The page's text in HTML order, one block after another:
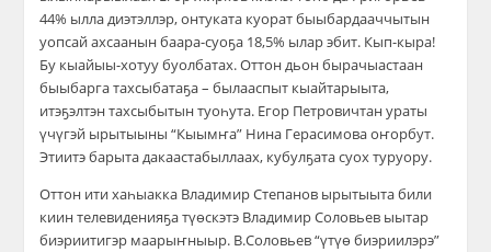
44% ылла диэтэллэр, онтуката куорат быыбардааччытын
уопсай ахсаанын баара-суоҕа 18,5% ылар эбит. Кып-кыра!
Бу кыайыы-хотуу буолбатах. Оттон дьон бырачыастаан
быыбарга тахсыбатаҕа – былааспыт кыайтарыыта,
итэҕэлтэн тахсыбытын туоһута. Егор Петровичтан ураты
үчүгэй ырытыыны “Кыымҥа” Нина Герасимова оҥорбут.
Этиитэ барыта дакаастабыллаах, кубулҕата суох туруору.
Оттон ити хаһыакка Владимир Степанов ырытыыта били
киин телевиденияҕа түөскэтэ Владимир Соловьев ыытар
биэриитигэр маарыҥныыр. В.Соловьев “үтүө биэриилэрэ”